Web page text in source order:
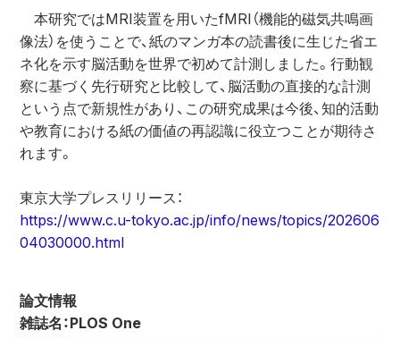
本研究ではMRI装置を用いたfMRI（機能的磁気共鳴画
像法）を使うことで、紙のマンガ本の読書後に生じた省エ
ネ化を示す脳活動を世界で初めて計測しました。行動観
察に基づく先行研究と比較して、脳活動の直接的な計測
という点で新規性があり、この研究成果は今後、知的活動
や教育における紙の価値の再認識に役立つことが期待さ
れます。
東京大学プレスリリース：
https://www.c.u-tokyo.ac.jp/info/news/topics/202606
04030000.html
論文情報
雑誌名：PLOS One